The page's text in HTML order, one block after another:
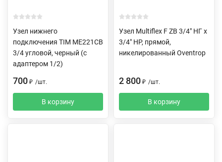
Узел нижнего
подключения TIM ME221CB
3/4 угловой, черный (c
адаптером 1/2)
700 ₽ /шт.
В корзину
Узел Multiflex F ZB 3/4" НГ х
3/4" НР, прямой,
никелированный Oventrop
2 800 ₽ /шт.
В корзину